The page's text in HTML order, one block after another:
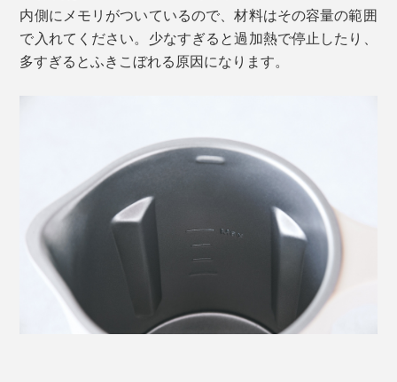
内側にメモリがついているので、材料はその容量の範囲
で入れてください。少なすぎると過加熱で停止したり、
多すぎるとふきこぼれる原因になります。